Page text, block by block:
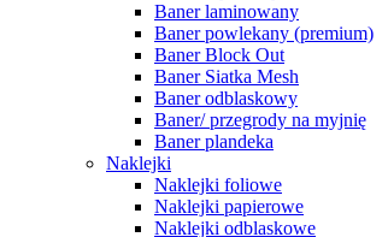
Baner laminowany
Baner powlekany (premium)
Baner Block Out
Baner Siatka Mesh
Baner odblaskowy
Baner/ przegrody na myjnię
Baner plandeka
Naklejki
Naklejki foliowe
Naklejki papierowe
Naklejki odblaskowe